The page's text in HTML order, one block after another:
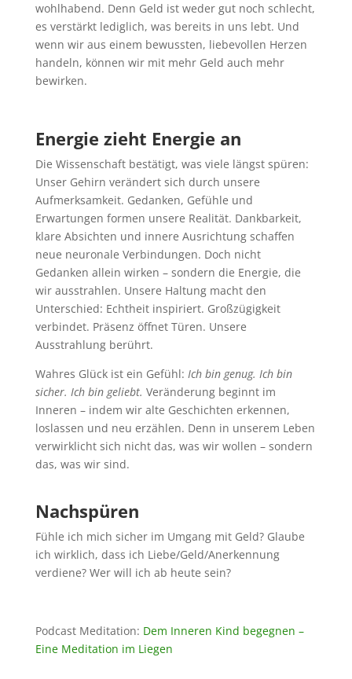
wohlhabend. Denn Geld ist weder gut noch schlecht,
es verstärkt lediglich, was bereits in uns lebt. Und
wenn wir aus einem bewussten, liebevollen Herzen
handeln, können wir mit mehr Geld auch mehr
bewirken.
Energie zieht Energie an
Die Wissenschaft bestätigt, was viele längst spüren:
Unser Gehirn verändert sich durch unsere
Aufmerksamkeit. Gedanken, Gefühle und
Erwartungen formen unsere Realität. Dankbarkeit,
klare Absichten und innere Ausrichtung schaffen
neue neuronale Verbindungen. Doch nicht
Gedanken allein wirken – sondern die Energie, die
wir ausstrahlen. Unsere Haltung macht den
Unterschied: Echtheit inspiriert. Großzügigkeit
verbindet. Präsenz öffnet Türen. Unsere
Ausstrahlung berührt.
Wahres Glück ist ein Gefühl: Ich bin genug. Ich bin
sicher. Ich bin geliebt. Veränderung beginnt im
Inneren – indem wir alte Geschichten erkennen,
loslassen und neu erzählen. Denn in unserem Leben
verwirklicht sich nicht das, was wir wollen – sondern
das, was wir sind.
Nachspüren
Fühle ich mich sicher im Umgang mit Geld? Glaube
ich wirklich, dass ich Liebe/Geld/Anerkennung
verdiene? Wer will ich ab heute sein?
Podcast Meditation: Dem Inneren Kind begegnen –
Eine Meditation im Liegen